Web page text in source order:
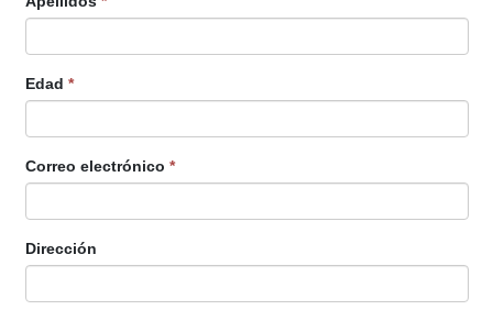
Edad *
Correo electrónico *
Dirección